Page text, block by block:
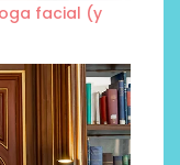
facial (y